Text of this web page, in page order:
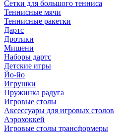
Сетки для большого тенниса
Теннисные мячи
Теннисные ракетки
Дартс
Дротики
Мишени
Наборы дартс
Детские игры
Йо-йо
Игрушки
Пружинка радуга
Игровые столы
Аксессуары для игровых столов
Аэрохоккей
Игровые столы трансформеры